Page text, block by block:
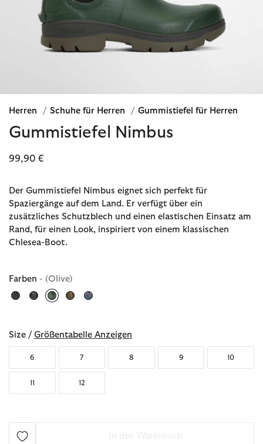
Herren / Schuhe für Herren / Gummistiefel für Herren
Gummistiefel Nimbus
99,90 €
Der Gummistiefel Nimbus eignet sich perfekt für
Spaziergänge auf dem Land. Er verfügt über ein
zusätzliches Schutzblech und einen elastischen Einsatz am
Rand, für einen Look, inspiriert von einem klassischen
Chlesea-Boot.
Farben - (Olive)
Size / Größentabelle Anzeigen
6 7 8 9 10
11 12